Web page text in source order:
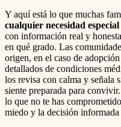
Y aquí está lo que muchas
cualquier necesidad
con información real y
en qué grado. Las
origen, en el caso de
detallados de condiciones
los revisa con calma y señala
siente preparada para
lo que no te has
miedo y la decisión